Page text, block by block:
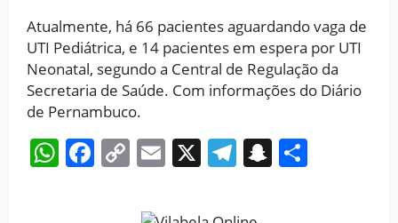
Atualmente, há 66 pacientes aguardando vaga de
UTI Pediátrica, e 14 pacientes em espera por UTI
Neonatal, segundo a Central de Regulação da
Secretaria de Saúde. Com informações do Diário
de Pernambuco.
WhatsApp
Facebook
CopyEmail
X Telegram
Snapchat